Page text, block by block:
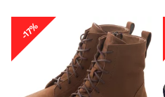
-17%